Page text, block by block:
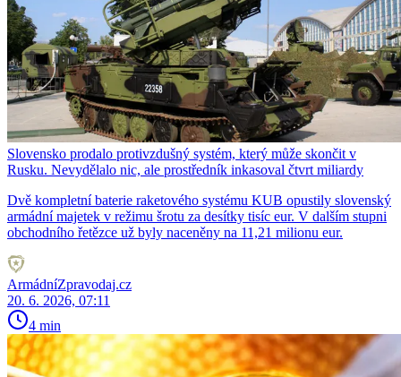
Slovensko prodalo protivzdušný systém, který může skončit v
Rusku. Nevydělalo nic, ale prostředník inkasoval čtvrt miliardy
Dvě kompletní baterie raketového systému KUB opustily slovenský
armádní majetek v režimu šrotu za desítky tisíc eur. V dalším stupni
obchodního řetězce už byly naceněny na 11,21 milionu eur.
ArmádníZpravodaj.cz
20. 6. 2026, 07:11
4 min